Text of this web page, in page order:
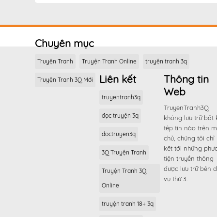
Chương 109
Chương 108
Chương 107
Chuyên mục
Truyện Tranh Truyện Tranh Online truyện tranh 3q
Truyện Tranh 3Q Mới Liên kết
truyentranh3q
đọc truyện 3q
doctruyen3q
3Q Truyện Tranh
Truyện Tranh 3Q
Online
truyện tranh 18+ 3q
Thông tin
Web
TruyenTranh3Q
không lưu trữ bất
tệp tin nào trên
chủ, chúng tôi chỉ
kết tới những
tiện truyền thông
được lưu trữ bên
vụ thứ 3.